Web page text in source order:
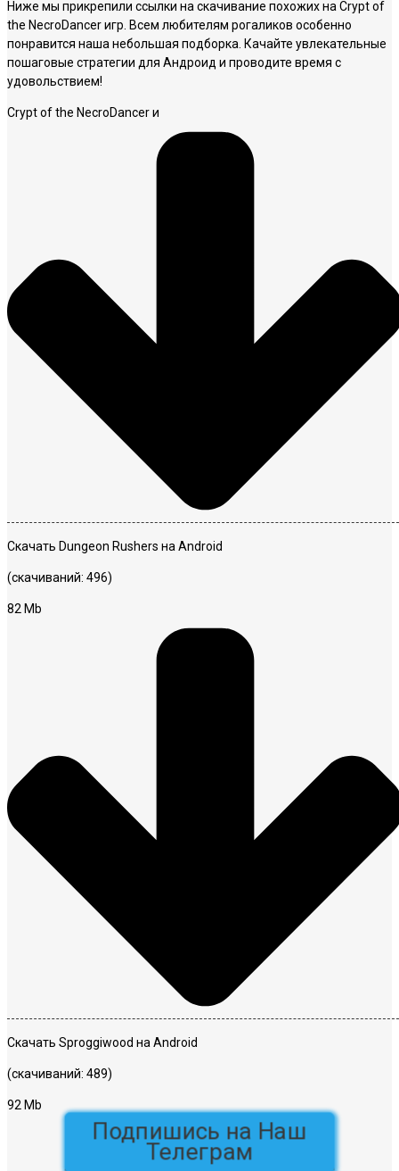
Ниже мы прикрепили ссылки на скачивание похожих на Crypt of
the NecroDancer игр. Всем любителям рогаликов особенно
понравится наша небольшая подборка. Качайте увлекательные
пошаговые стратегии для Андроид и проводите время с
удовольствием!
Crypt of the NecroDancer и
Скачать Dungeon Rushers на Android
(скачиваний: 496)
82 Mb
Скачать Sproggiwood на Android
(скачиваний: 489)
92 Mb
Подпишись на Наш
Телеграм